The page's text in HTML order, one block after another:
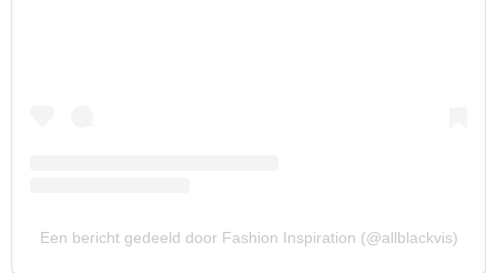
Een bericht gedeeld door Fashion Inspiration (@allblackvis)